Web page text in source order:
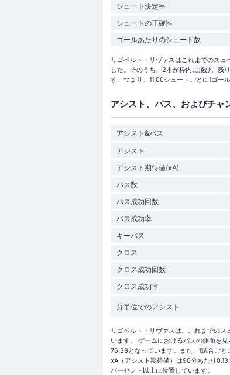
シュート決定率
シュートの正確性
ゴールあたりのシュート数
リゴベルト・リヴァスはこれまでのス
した。そのうち、2本が枠内に飛び、残
す。つまり、11.00シュートごとに1ゴー
アシスト、パス、およびチャ
アシスト&パス
アシスト
アシスト期待値(xA)
パス数
パス成功回数
パス成功率
キーパス
クロス
クロス成功回数
クロス成功率
分単位でのアシスト
リゴベルト・リヴァスは、これまでの
います。 ゲームにおけるパスの側面を
76.38となっています。また、1試合ご
xA（アシスト期待値）は90分あたり
パーセント以上に位置しています。